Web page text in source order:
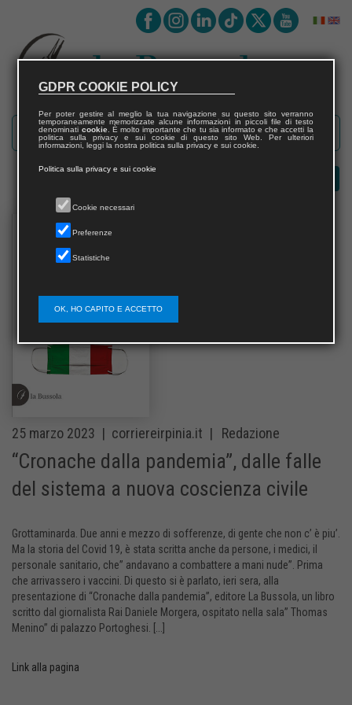
25 marzo 2023 | corriereirpinia.it | Redazione
“Cronache dalla pandemia”, dalle falle
del sistema a nuova coscienza civile
Grottaminarda. Due anni e mezzo di sofferenze, di gente che non c’ è piu’.
Ma la storia del Covid 19, è stata scritta anche da persone, i medici, il
personale sanitario, che” andavano a combattere a mani nude”. Prima
che arrivassero i vaccini. Di questo si è parlato, ieri sera, alla
presentazione di “Cronache dalla pandemia”, editore La Bussola, un libro
scritto dal giornalista Rai Daniele Morgera, ospitato nella sala” Thomas
Menino” di palazzo Portoghesi. [...]
Link alla pagina
GDPR COOKIE POLICY
Per poter gestire al meglio la tua navigazione su questo sito verranno
temporaneamente memorizzate alcune informazioni in piccoli file di testo
denominati cookie. È molto importante che tu sia informato e che accetti la
politica sulla privacy e sui cookie di questo sito Web. Per ulteriori
informazioni, leggi la nostra politica sulla privacy e sui cookie.
Politica sulla privacy e sui cookie
Cookie necessari
Preferenze
Statistiche
OK, HO CAPITO E ACCETTO